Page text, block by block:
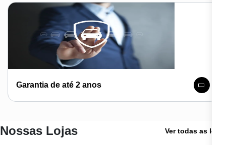
Garantia de até 2 anos
Nossas Lojas Ver todas as lojas